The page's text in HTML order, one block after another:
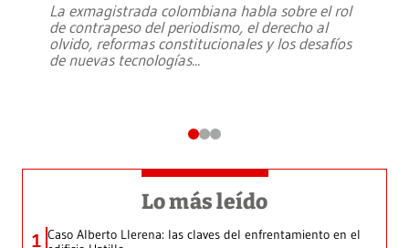
La exmagistrada colombiana habla sobre el rol
de contrapeso del periodismo, el derecho al
olvido, reformas constitucionales y los desafíos
de nuevas tecnologías...
Lo más leído
1 Caso Alberto Llerena: las claves del enfrentamiento en el